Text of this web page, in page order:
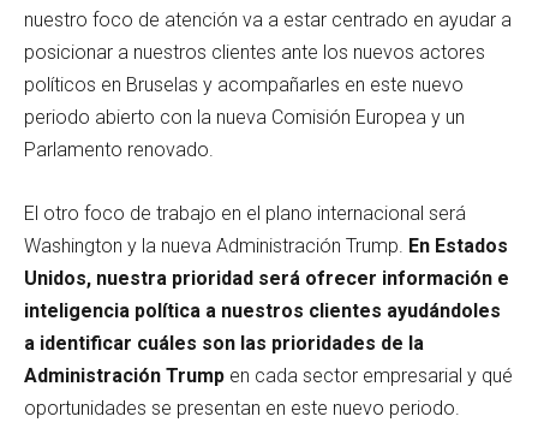
nuestro foco de atención va a estar centrado en ayudar a
posicionar a nuestros clientes ante los nuevos actores
políticos en Bruselas y acompañarles en este nuevo
periodo abierto con la nueva Comisión Europea y un
Parlamento renovado.
El otro foco de trabajo en el plano internacional será
Washington y la nueva Administración Trump. En Estados
Unidos, nuestra prioridad será ofrecer información e
inteligencia política a nuestros clientes ayudándoles
a identificar cuáles son las prioridades de la
Administración Trump en cada sector empresarial y qué
oportunidades se presentan en este nuevo periodo.